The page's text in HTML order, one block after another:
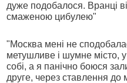
дуже подобалося. Вранці
смаженою цибулею"
"Москва мені не
метушливе і шумне місто,
собі, а я панічно боюся
друге, через ставлення до